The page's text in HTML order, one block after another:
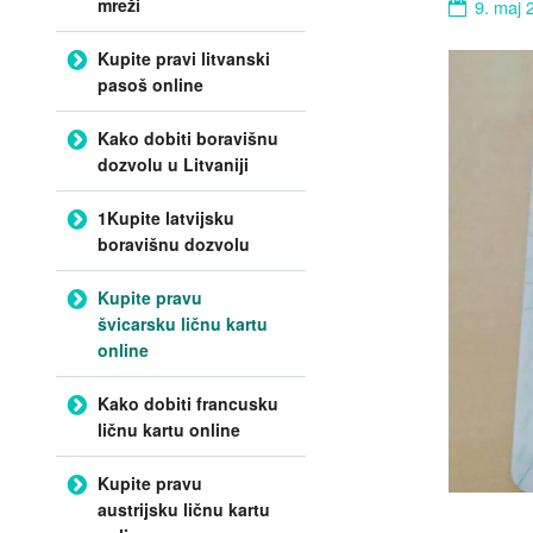
9. maj
Kupite pravi litvanski
pasoš online
Kako dobiti boravišnu
dozvolu u Litvaniji
1Kupite latvijsku
boravišnu dozvolu
Kupite pravu
švicarsku ličnu kartu
online
Kako dobiti francusku
ličnu kartu online
Kupite pravu
austrijsku ličnu kartu